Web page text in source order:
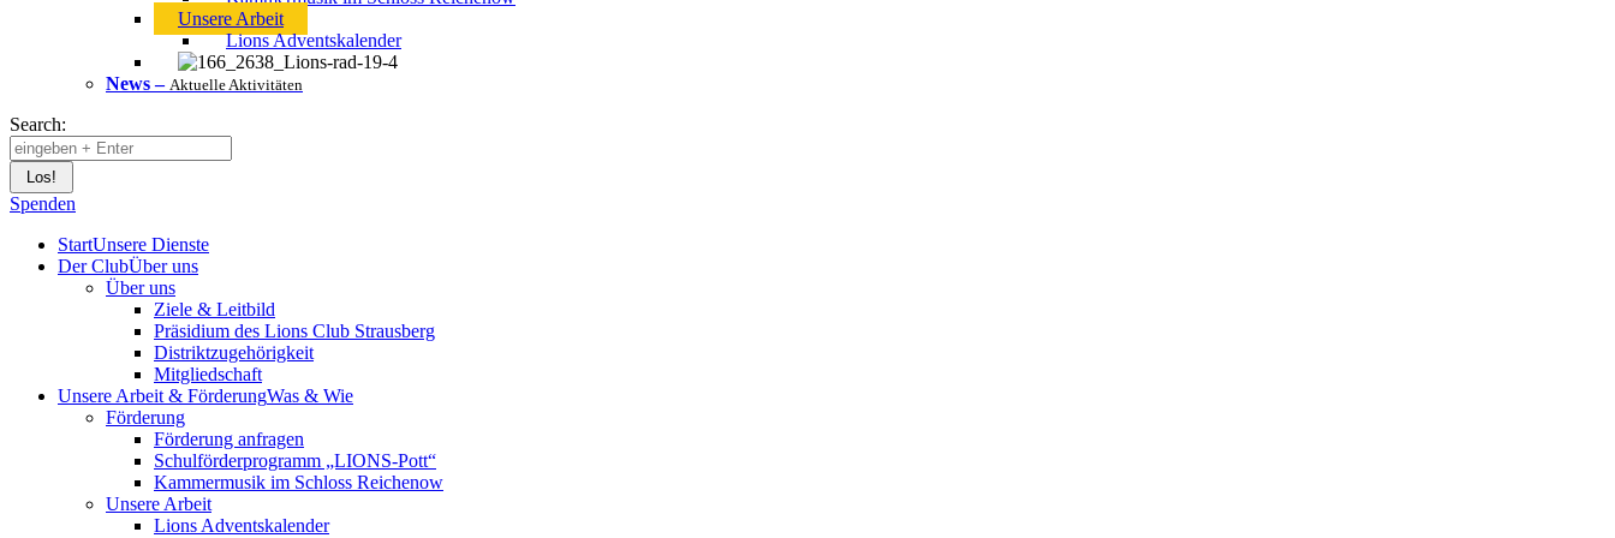
Unsere Arbeit
Lions Adventskalender
News– Aktuelle Aktivitäten
Search:
Spenden
StartUnsere Dienste
Der ClubÜber uns
Über uns
Ziele & Leitbild
Präsidium des Lions Club Strausberg
Distriktzugehörigkeit
Mitgliedschaft
Unsere Arbeit & FörderungWas & Wie
Förderung
Förderung anfragen
Schulförderprogramm „LIONS-Pott“
Kammermusik im Schloss Reichenow
Unsere Arbeit
Lions Adventskalender